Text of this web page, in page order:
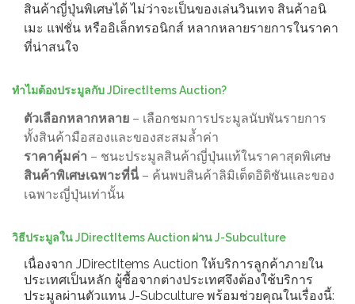
สินค้าญี่ปุ่นพิเศษได้ ไม่ว่าจะเป็นของเล่นวินเทจ สินค้าอนิ
เมะ แฟชั่น หรืออิเล็กทรอนิกส์ หลากหลายรายการในราคา
ที่น่าสนใจ
ทำไมต้องประมูลกับ JDirectItems Auction?
ตัวเลือกหลากหลาย – เลือกชมการประมูลนับพันรายการ
ทั้งสินค้ามือสองและของสะสมล้ำค่า
ราคาคุ้มค่า – ชนะประมูลสินค้าญี่ปุ่นแท้ในราคาสุดพิเศษ
สินค้าพิเศษเฉพาะที่นี่– ค้นพบสินค้าลิมิเต็ดอิดิชันและของ
เฉพาะญี่ปุ่นเท่านั้น
วิธีประมูลใน JDirectItems Auction ผ่าน J-Subculture
เนื่องจาก JDirectItems Auction ให้บริการลูกค้าภายใน
ประเทศเป็นหลัก ผู้ซื้อจากต่างประเทศจึงต้องใช้บริการ
ประมูลผ่านตัวแทน J-Subculture พร้อมช่วยคุณในเรื่องนี้: